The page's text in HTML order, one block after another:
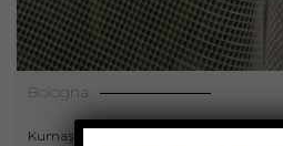
Bologna
Kumaşlar